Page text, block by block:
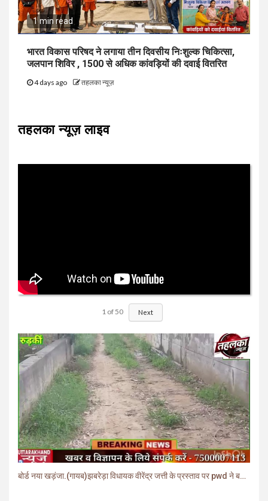
1 min read
भारत विकास परिषद ने लगाया तीन दिवसीय निःशुल्क चिकित्सा,
जलपान शिविर , 1500 से अधिक कांवड़ियों की दवाई वितरित
4 days ago तहलका न्यूज़
तहलका न्यूज़ लाइव
1 of 50 Next
बोर्ड नया खड़ंजा.(गायब)झबरेड़ा विधायक वीरेंद्र जत्ती के प्रस्ताव पर pwd ने बनाया खड़ंजा